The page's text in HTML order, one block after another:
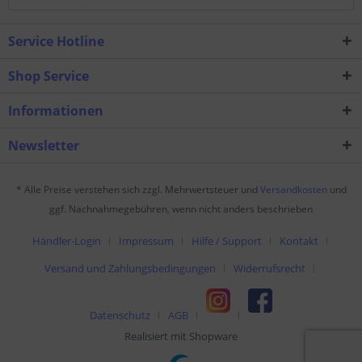
Service Hotline
Shop Service
Informationen
Newsletter
* Alle Preise verstehen sich zzgl. Mehrwertsteuer und Versandkosten und
ggf. Nachnahmegebühren, wenn nicht anders beschrieben
Händler-Login Impressum Hilfe / Support
Kontakt
Versand und Zahlungsbedingungen
Widerrufsrecht
Datenschutz
AGB
Realisiert mit Shopware